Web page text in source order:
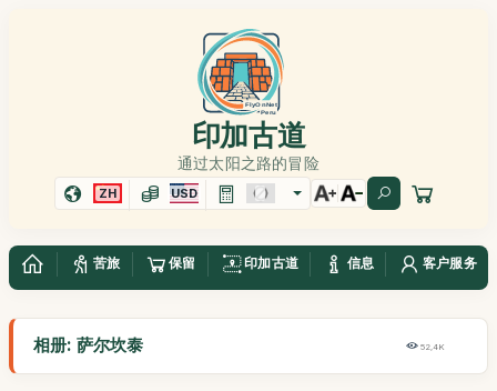
印加古道
通过太阳之路的冒险
ZH USD
苦旅 保留 印加古道 信息 客户服务
相册: 萨尔坎泰 52,4K